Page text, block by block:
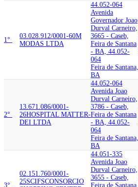
1°
03.028.912/0001-60M
MODAS LTDA
44.052-064
Avenida
Governador Joao
Durval Carneiro,
3665 - Caseb,
Feira de Santana
- BA, 44.052-
064
Feira de Santana,
BA
2°
13.671.086/0001-
26HOSPITAL MATTER-
DEI LTDA
44.052-064
Avenida Joao
Durval Carneiro,
3786 - Caseb,
Feira de Santana
- BA, 44.052-
064
Feira de Santana,
BA
3°
02.151.760/0001-
25SCIFSCONSORCIO
44.051-335
Avenida Joao
Durval Carneiro,
3655 - Caseb,
Feira de Santana